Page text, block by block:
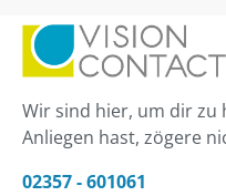
Wir sind hier, um dir zu
Anliegen hast, zögere
02357 - 601061